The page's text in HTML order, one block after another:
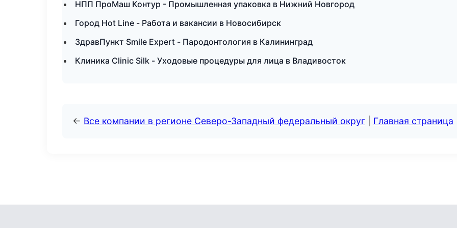
НПП ПроМаш Контур - Промышленная упаковка в Нижний Новгород
Город Hot Line - Работа и вакансии в Новосибирск
ЗдравПункт Smile Expert - Пародонтология в Калининград
Клиника Clinic Silk - Уходовые процедуры для лица в Владивосток
← Все компании в регионе Северо-Западный федеральный округ Главная страница